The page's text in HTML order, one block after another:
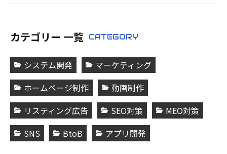
カテゴリー 一覧 CATEGORY
システム開発
マーケティング
ホームページ制作
動画制作
リスティング広告
SEO対策
MEO対策
SNS
BtoB アプリ開発